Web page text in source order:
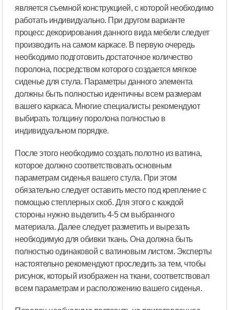
является съемной конструкцией, с которой необходимо
работать индивидуально. При другом варианте
процесс декорирования данного вида мебели следует
производить на самом каркасе. В первую очередь
необходимо подготовить достаточное количество
поролона, посредством которого создается мягкое
сиденье для стула. Параметры данного элемента
должны быть полностью идентичны всем размерам
вашего каркаса. Многие специалисты рекомендуют
выбирать толщину поролона полностью в
индивидуальном порядке.
После этого необходимо создать полотно из ватина,
которое должно соответствовать основным
параметрам сиденья вашего стула. При этом
обязательно следует оставить место под крепление с
помощью степлерных скоб. Для этого с каждой
стороны нужно выделить 4-5 см выбранного
материала. Далее следует разметить и вырезать
необходимую для обивки ткань. Она должна быть
полностью одинаковой с ватиновым листом. Эксперты
настоятельно рекомендуют проследить за тем, чтобы
рисунок, который изображен на ткани, соответствовал
всем параметрам и расположению вашего сиденья.